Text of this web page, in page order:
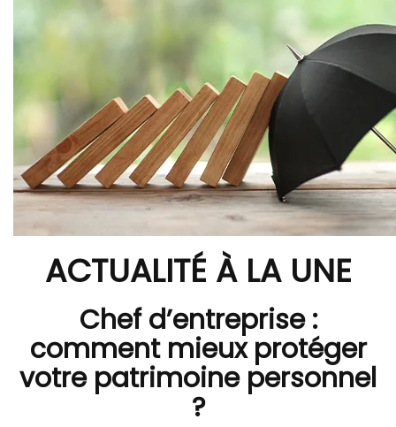
ACTUALITÉ À LA UNE
Chef d’entreprise :
comment mieux protéger
votre patrimoine personnel
?